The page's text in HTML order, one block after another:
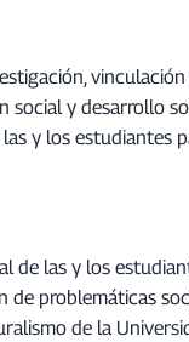
social y desarrollo
y los estudiantes
de las y los
problemáticas
de la